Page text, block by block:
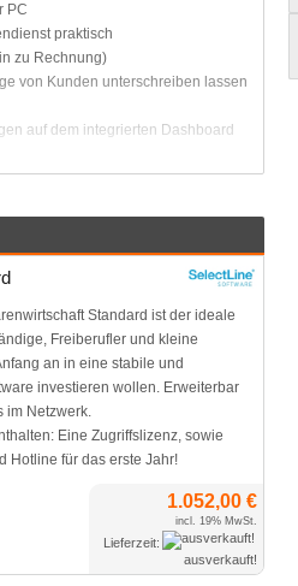
PC
praktisch
zu Rechnung)
von Kunden unterschreiben lassen
auf dem integrierten Dashboard
Notebook)
Standard ist der ideale
Freiberufler und kleine
an in eine stabile und
investieren wollen. Erweiterbar
im Netzwerk.
Eine Zugriffslizenz, sowie
Hotline für das erste Jahr!
1.052,00 €
incl. 19% MwSt.
Lieferzeit:
ausverkauft!